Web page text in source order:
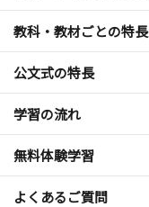
教科・教材ごとの特長
公文式の特長
学習の流れ
無料体験学習
よくあるご質問